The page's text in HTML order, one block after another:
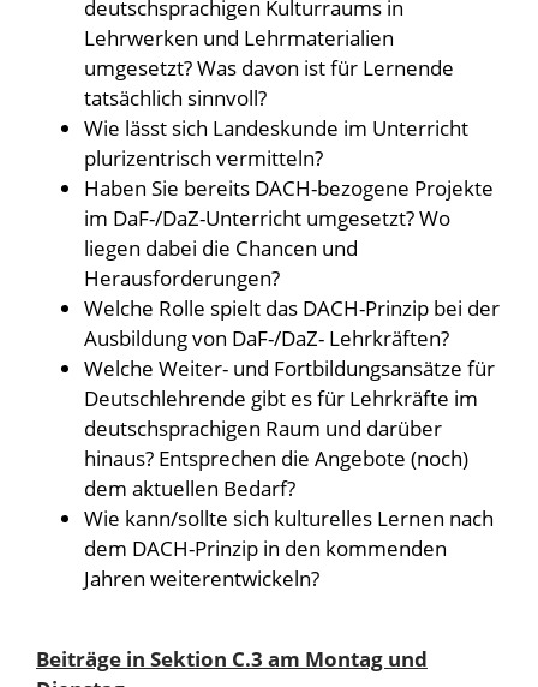
deutschsprachigen Kulturraums in
Lehrwerken und Lehrmaterialien
umgesetzt? Was davon ist für Lernende
tatsächlich sinnvoll?
Wie lässt sich Landeskunde im Unterricht
plurizentrisch vermitteln?
Haben Sie bereits DACH-bezogene Projekte
im DaF-/DaZ-Unterricht umgesetzt? Wo
liegen dabei die Chancen und
Herausforderungen?
Welche Rolle spielt das DACH-Prinzip bei der
Ausbildung von DaF-/DaZ- Lehrkräften?
Welche Weiter- und Fortbildungsansätze für
Deutschlehrende gibt es für Lehrkräfte im
deutschsprachigen Raum und darüber
hinaus? Entsprechen die Angebote (noch)
dem aktuellen Bedarf?
Wie kann/sollte sich kulturelles Lernen nach
dem DACH-Prinzip in den kommenden
Jahren weiterentwickeln?
Beiträge in Sektion C.3 am Montag und